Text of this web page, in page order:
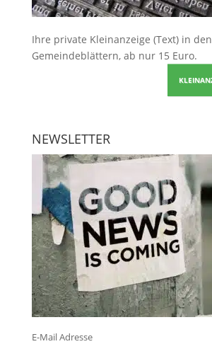
Ihre private Kleinanzeige (Text) in den
Gemeindeblättern, ab nur 15 Euro.
NEWSLETTER
E-Mail Adresse